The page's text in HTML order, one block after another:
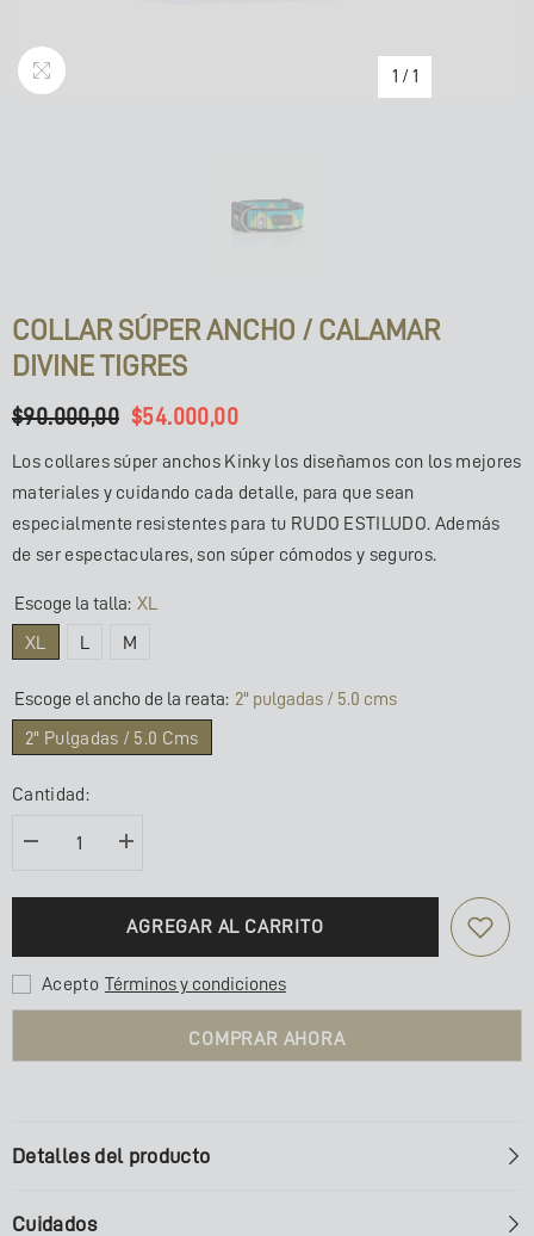
1 / 1
COLLAR SÚPER ANCHO / CALAMAR
DIVINE TIGRES
$90.000,00 $54.000,00
Los collares súper anchos Kinky los diseñamos con los mejores
materiales y cuidando cada detalle, para que sean
especialmente resistentes para tu RUDO ESTILUDO. Además
de ser espectaculares, son súper cómodos y seguros.
Escoge la talla: XL
XL M
Escoge el ancho de la reata: 2" pulgadas / 5.0 cms
2" Pulgadas / 5.0 Cms
Cantidad:
Disminuir
para
CALAMAR
DIVINE
TIGRES
Aumentar
de
SÚPER
CALAMAR
TIGRES
AGREGAR AL CARRITO
Acepto Términos y condiciones
COMPRAR AHORA
Detalles del producto
Cuidados